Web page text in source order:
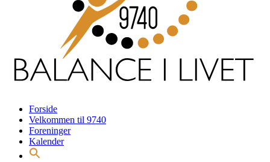
Forside
Velkommen til 9740
Foreninger
Kalender